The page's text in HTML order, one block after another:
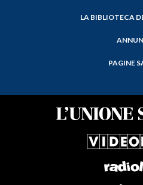
LA BIBLIOTECA
PAGINE